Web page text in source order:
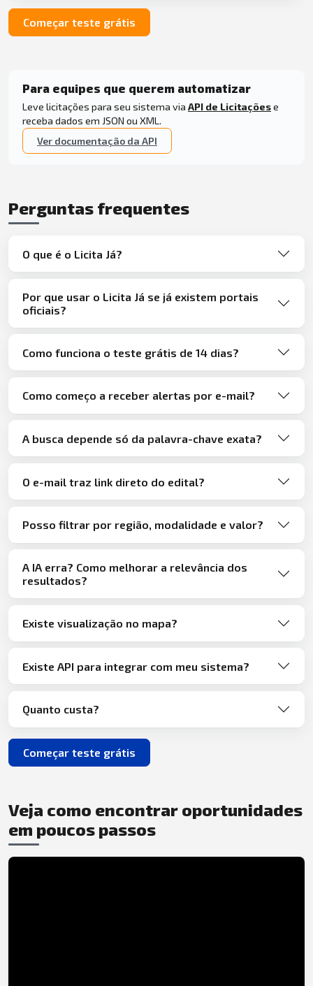
Começar teste grátis
Para equipes que querem automatizar
Leve licitações para seu sistema via API de Licitaçõese
receba dados em JSON ou XML.
Ver documentação da API
Perguntas frequentes
O que é o Licita Já?
Por que usar o Licita Já se já existem portais
oficiais?
Como funciona o teste grátis de 14 dias?
Como começo a receber alertas por e-mail?
A busca depende só da palavra-chave exata?
O e-mail traz link direto do edital?
Posso filtrar por região, modalidade e valor?
A IA erra? Como melhorar a relevância dos
resultados?
Existe visualização no mapa?
Existe API para integrar com meu sistema?
Quanto custa?
Começar teste grátis
Veja como encontrar oportunidades
em poucos passos